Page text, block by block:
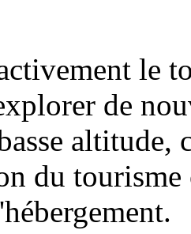
le
de
altitude,
du